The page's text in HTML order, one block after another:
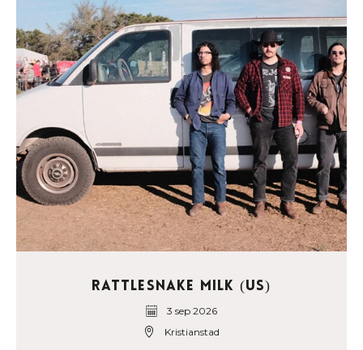
Rattlesnake Milk (US)
3 sep 2026
Kristianstad